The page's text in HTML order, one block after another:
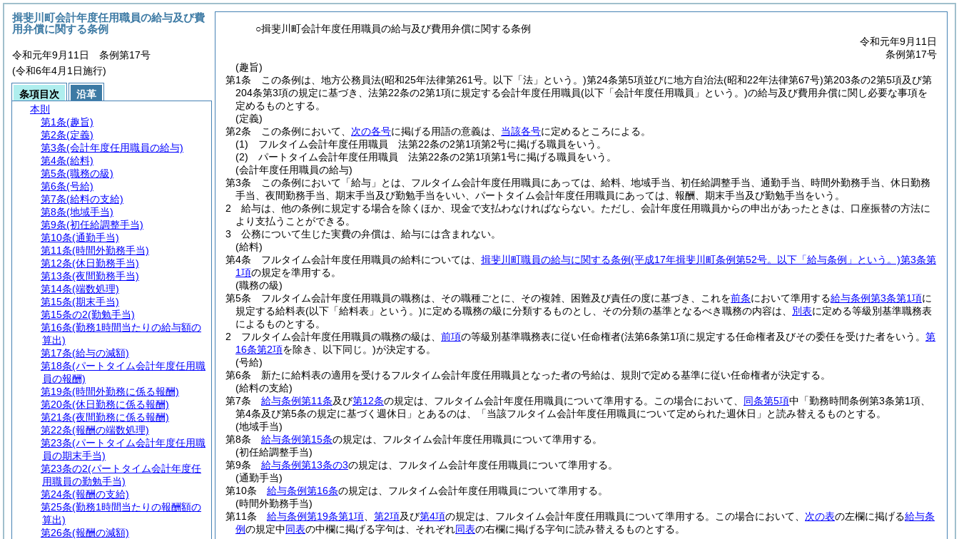
○揖斐川町会計年度任用職員の給与及び費用弁償に関する条例
令和元年9月11日
条例第17号
(趣旨)
第1条
この条例は、地方公務員法(昭和25年法律第261号。以下「法」という。)第24条第5項並びに地方自治法(昭和22年法律第67号)第203条の2第5項及び第
204条第3項の規定に基づき、法第22条の2第1項に規定する会計年度任用職員(以下「会計年度任用職員」という。)の給与及び費用弁償に関し必要な事項を
定めるものとする。
(定義)
第2条
この条例において、 次の各号に掲げる用語の意義は、 当該各号に定めるところによる。
(1)
フルタイム会計年度任用職員 法第22条の2第1項第2号に掲げる職員をいう。
(2)
パートタイム会計年度任用職員 法第22条の2第1項第1号に掲げる職員をいう。
(会計年度任用職員の給与)
第3条
この条例において「給与」とは、フルタイム会計年度任用職員にあっては、給料、地域手当、初任給調整手当、通勤手当、時間外勤務手当、休日勤務
手当、夜間勤務手当、期末手当及び勤勉手当をいい、パートタイム会計年度任用職員にあっては、報酬、期末手当及び勤勉手当をいう。
2
給与は、他の条例に規定する場合を除くほか、現金で支払わなければならない。 ただし、会計年度任用職員からの申出があったときは、口座振替の方法に
より支払うことができる。
3
公務について生じた実費の弁償は、給与には含まれない。
(給料)
第4条
フルタイム会計年度任用職員の給料については、 揖斐川町職員の給与に関する条例(平成17年揖斐川町条例第52号。以下「給与条例」という。)第3条第
1項の規定を準用する。
(職務の級)
第5条
フルタイム会計年度任用職員の職務は、その職種ごとに、その複雑、困難及び責任の度に基づき、これを前条において準用する給与条例第3条第1項に
規定する給料表(以下「給料表」という。)に定める職務の級に分類するものとし、その分類の基準となるべき職務の内容は、 別表に定める等級別基準職務表
によるものとする。
2
フルタイム会計年度任用職員の職務の級は、 前項の等級別基準職務表に従い任命権者(法第6条第1項に規定する任命権者及びその委任を受けた者をいう。 第
16条第2項を除き、以下同じ。)が決定する。
(号給)
第6条
新たに給料表の適用を受けるフルタイム会計年度任用職員となった者の号給は、規則で定める基準に従い任命権者が決定する。
(給料の支給)
第7条
給与条例第11条及び第12条の規定は、フルタイム会計年度任用職員について準用する。 この場合において、 同条第5項中「勤務時間条例第3条第1項、
第4条及び第5条の規定に基づく週休日」とあるのは、「当該フルタイム会計年度任用職員について定められた週休日」と読み替えるものとする。
(地域手当)
第8条
給与条例第15条の規定は、フルタイム会計年度任用職員について準用する。
(初任給調整手当)
第9条
給与条例第13条の3の規定は、フルタイム会計年度任用職員について準用する。
(通勤手当)
第10条
給与条例第16条の規定は、フルタイム会計年度任用職員について準用する。
(時間外勤務手当)
第11条
給与条例第19条第1項 第2項及び第4項の規定は、フルタイム会計年度任用職員について準用する。 この場合において、 次の表の左欄に掲げる給与条
例の規定中同表の中欄に掲げる字句は、それぞれ同表の右欄に掲げる字句に読み替えるものとする。
揖斐川町会計年度任用職員の給与及び費
用弁償に関する条例
令和元年9月11日 条例第17号
(令和6年4月1日施行)
条項目次
沿革
本則
第1条(趣旨)
第2条(定義)
第3条(会計年度任用職員の給与)
第4条(給料)
第5条(職務の級)
第6条(号給)
第7条(給料の支給)
第8条(地域手当)
第9条(初任給調整手当)
第10条(通勤手当)
第11条(時間外勤務手当)
第12条(休日勤務手当)
第13条(夜間勤務手当)
第14条(端数処理)
第15条(期末手当)
第15条の2(勤勉手当)
第16条(勤務1時間当たりの給与額の
算出)
第17条(給与の減額)
第18条(パートタイム会計年度任用職
員の報酬)
第19条(時間外勤務に係る報酬)
第20条(休日勤務に係る報酬)
第21条(夜間勤務に係る報酬)
第22条(報酬の端数処理)
第23条(パートタイム会計年度任用職
員の期末手当)
第23条の2(パートタイム会計年度任
用職員の勤勉手当)
第24条(報酬の支給)
第25条(勤務1時間当たりの報酬額の
算出)
第26条(報酬の減額)